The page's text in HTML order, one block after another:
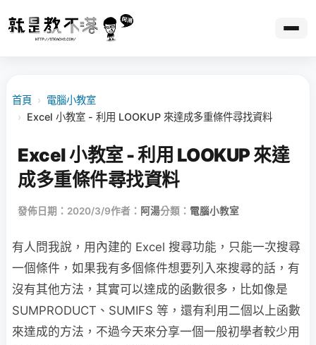
首頁 › 電腦小教室
› Excel 小教室 - 利用 LOOKUP 來達成多重條件尋找資料
Excel 小教室 - 利用 LOOKUP 來達
成多重條件尋找資料
發佈日期：2020/3/9作者： 阿湯分類： 電腦小教室
有人問我說，用內建的 Excel 搜尋功能，只能一次搜尋
一個條件，如果我有多個條件想要列入來搜尋的話，有
沒有其他方法，其實可以達成的函數很多，比如像是
SUMPRODUCT、SUMIFS 等，還有利用二個以上函數
來達成的方法，不過今天來分享一個一般初學者較少用